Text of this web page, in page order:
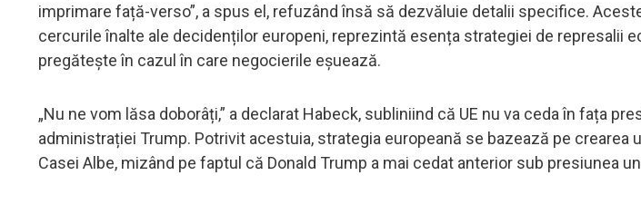
imprimare față-verso”, a spus el, refuzând însă să dezvăluie detalii specifice.
cercurile înalte ale decidenților europeni, reprezintă esența strategiei de represalii
pregătește în cazul în care negocierile eșuează.
„Nu ne vom lăsa doborâți,” a declarat Habeck, subliniind că UE nu va ceda în fața
administrației Trump. Potrivit acestuia, strategia europeană se bazează pe crearea
Casei Albe, mizând pe faptul că Donald Trump a mai cedat anterior sub presiunea